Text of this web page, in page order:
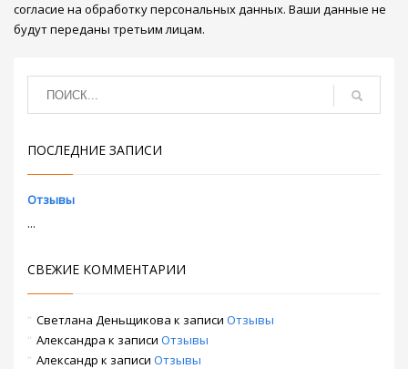
согласие на обработку персональных данных. Ваши данные не
будут переданы третьим лицам.
ПОСЛЕДНИЕ ЗАПИСИ
Отзывы
...
СВЕЖИЕ КОММЕНТАРИИ
Светлана Деньщикова к записи Отзывы
Александра к записи Отзывы
Александр к записи Отзывы